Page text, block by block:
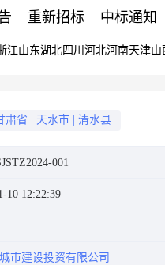
重新招标 中标通知
江山东湖北四川 河北河南天津山
肃省 天水市 清水县
001
10 12:22:39
市建设投资有限公司